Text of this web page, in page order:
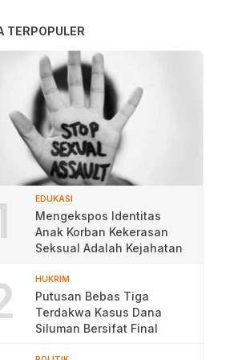
TERPOPULER
EDUKASI
Mengekspos Identitas
Anak Korban Kekerasan
Seksual Adalah Kejahatan
HUKRIM
Putusan Bebas Tiga
Terdakwa Kasus Dana
Siluman Bersifat Final